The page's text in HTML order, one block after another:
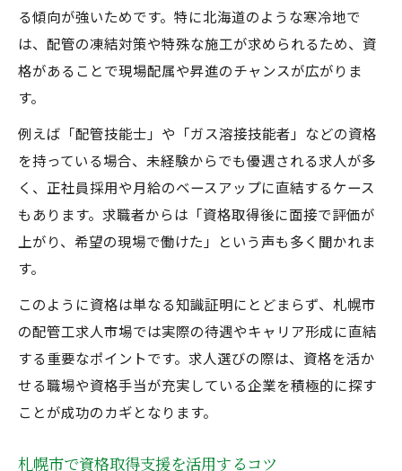
る傾向が強いためです。特に北海道のような寒冷地で
は、配管の凍結対策や特殊な施工が求められるため、資
格があることで現場配属や昇進のチャンスが広がりま
す。
例えば「配管技能士」や「ガス溶接技能者」などの資格
を持っている場合、未経験からでも優遇される求人が多
く、正社員採用や月給のベースアップに直結するケース
もあります。求職者からは「資格取得後に面接で評価が
上がり、希望の現場で働けた」という声も多く聞かれま
す。
このように資格は単なる知識証明にとどまらず、札幌市
の配管工求人市場では実際の待遇やキャリア形成に直結
する重要なポイントです。求人選びの際は、資格を活か
せる職場や資格手当が充実している企業を積極的に探す
ことが成功のカギとなります。
札幌市で資格取得支援を活用するコツ